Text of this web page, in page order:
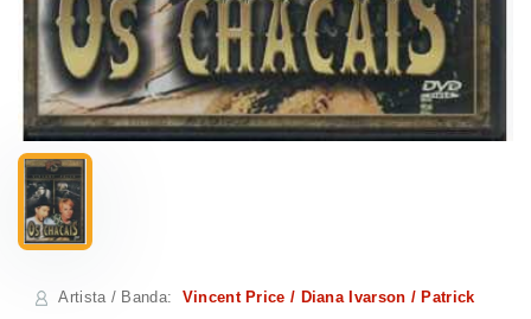
Artista / Banda: Vincent Price / Diana Ivarson / Patrick